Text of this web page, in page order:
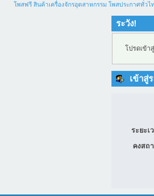
โพสฟรี สินค้าเครื่องจักรอุตสาหกรรม โพสประกาศทั่วไ
ระวัง!
โปรดเข้า
เข้าสู่
ระยะเ
คงสถ